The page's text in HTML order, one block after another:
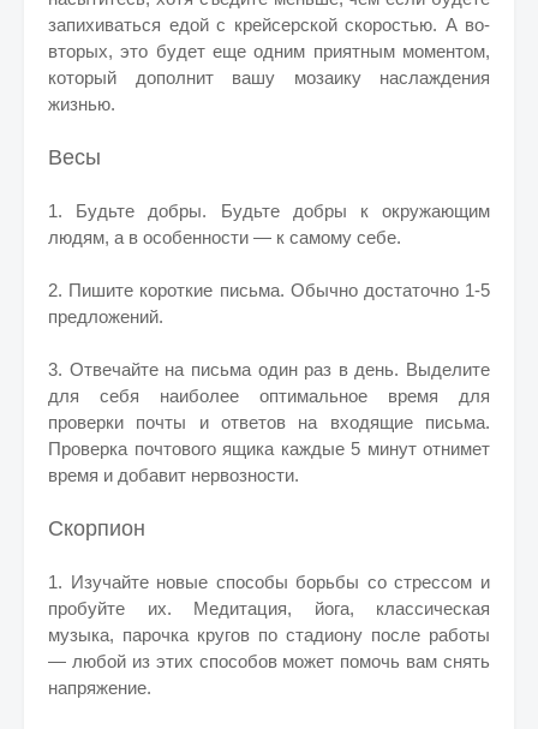
запихиваться едой с крейсерской скоростью. А во-
вторых, это будет еще одним приятным моментом,
который дополнит вашу мозаику наслаждения
жизнью.
Весы
1. Будьте добры. Будьте добры к окружающим
людям, а в особенности — к самому себе.
2. Пишите короткие письма. Обычно достаточно 1-5
предложений.
3. Отвечайте на письма один раз в день. Выделите
для себя наиболее оптимальное время для
проверки почты и ответов на входящие письма.
Проверка почтового ящика каждые 5 минут отнимет
время и добавит нервозности.
Скорпион
1. Изучайте новые способы борьбы со стрессом и
пробуйте их. Медитация, йога, классическая
музыка, парочка кругов по стадиону после работы
— любой из этих способов может помочь вам снять
напряжение.